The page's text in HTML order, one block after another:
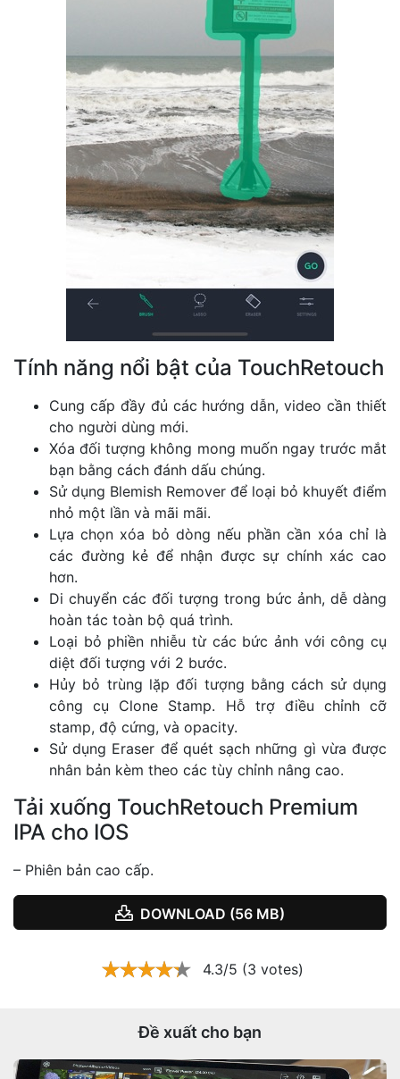
Tính năng nổi bật của TouchRetouch
Cung cấp đầy đủ các hướng dẫn, video cần thiết
cho người dùng mới.
Xóa đối tượng không mong muốn ngay trước mắt
bạn bằng cách đánh dấu chúng.
Sử dụng Blemish Remover để loại bỏ khuyết điểm
nhỏ một lần và mãi mãi.
Lựa chọn xóa bỏ dòng nếu phần cần xóa chỉ là
các đường kẻ để nhận được sự chính xác cao
hơn.
Di chuyển các đối tượng trong bức ảnh, dễ dàng
hoàn tác toàn bộ quá trình.
Loại bỏ phiền nhiễu từ các bức ảnh với công cụ
diệt đối tượng với 2 bước.
Hủy bỏ trùng lặp đối tượng bằng cách sử dụng
công cụ Clone Stamp. Hỗ trợ điều chỉnh cỡ
stamp, độ cứng, và opacity.
Sử dụng Eraser để quét sạch những gì vừa được
nhân bản kèm theo các tùy chỉnh nâng cao.
Tải xuống TouchRetouch Premium
IPA cho IOS
– Phiên bản cao cấp.
DOWNLOAD (56 MB)
4.3/5 (3 votes)
Đề xuất cho bạn